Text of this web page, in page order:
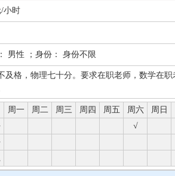
/小时
男性 ；身份： 身份不限
及格，物理七十分。要求在职老师，数学在
周一 周二 周三 周四 周五 周六 周日
√